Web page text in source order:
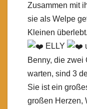
Zusammen mit
sie als Welpe
Kleinen überlebt.
ELLY
Benny, die zwei
warten, sind 3
Sie ist ein
großen Herzen,